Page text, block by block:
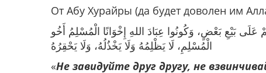
عَلَى بَيْعِ بَعْضٍ، وَكُونُوا عِبَادَ اللهِ إِخْوَانًا الْمُسْلِمُ أَخُو
الْمُسْلِمِ، لَا يَظْلِمُهُ وَلَا يَخْذُلُهُ، وَلَا يَحْقِرُهُ
«Не завидуйте друг другу, не